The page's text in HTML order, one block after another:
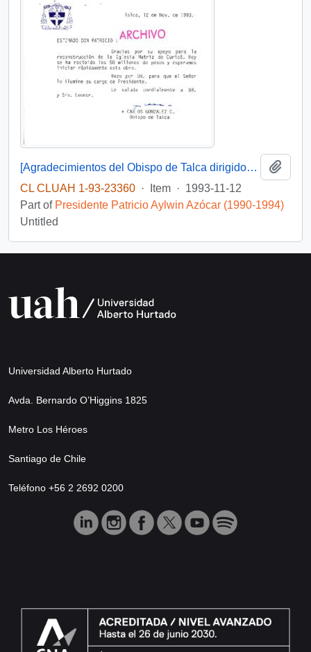
[Agradecimientos del Obispo de Talca dirigidos al Presidente Patricio Aylwin por el apoyo en la reconstrucción de la Iglesia Matriz de Curicó]
CL CLUAH 1-93-23360 · Item · 1993-11-12
Part of Presidente Patricio Aylwin Azócar (1990-1994)
Untitled
Universidad Alberto Hurtado
Avda. Bernardo O’Higgins 1825
Metro Los Héroes
Santiago de Chile
Teléfono +56 2 2692 0200